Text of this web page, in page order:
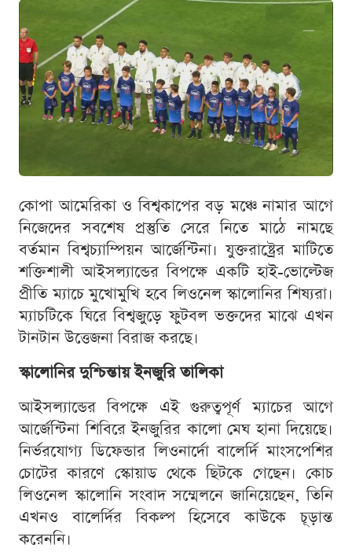
কোপা আমেরিকা ও বিশ্বকাপের বড় মঞ্চে নামার আগে
নিজেদের সবশেষ প্রস্তুতি সেরে নিতে মাঠে নামছে
বর্তমান বিশ্বচ্যাম্পিয়ন আর্জেন্টিনা। যুক্তরাষ্ট্রের মাটিতে
শক্তিশালী আইসল্যান্ডের বিপক্ষে একটি হাই-ভোল্টেজ
প্রীতি ম্যাচে মুখোমুখি হবে লিওনেল স্কালোনির শিষ্যরা।
ম্যাচটিকে ঘিরে বিশ্বজুড়ে ফুটবল ভক্তদের মাঝে এখন
টানটান উত্তেজনা বিরাজ করছে।
স্কালোনির দুশ্চিন্তায় ইনজুরি তালিকা
আইসল্যান্ডের বিপক্ষে এই গুরুত্বপূর্ণ ম্যাচের আগে
আর্জেন্টিনা শিবিরে ইনজুরির কালো মেঘ হানা দিয়েছে।
নির্ভরযোগ্য ডিফেন্ডার লিওনার্দো বালের্দি মাংসপেশির
চোটের কারণে স্কোয়াড থেকে ছিটকে গেছেন। কোচ
লিওনেল স্কালোনি সংবাদ সম্মেলনে জানিয়েছেন, তিনি
এখনও বালের্দির বিকল্প হিসেবে কাউকে চূড়ান্ত
করেননি।